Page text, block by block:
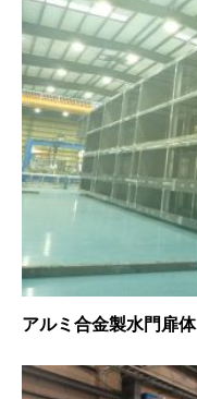
アルミ合金製水門扉体